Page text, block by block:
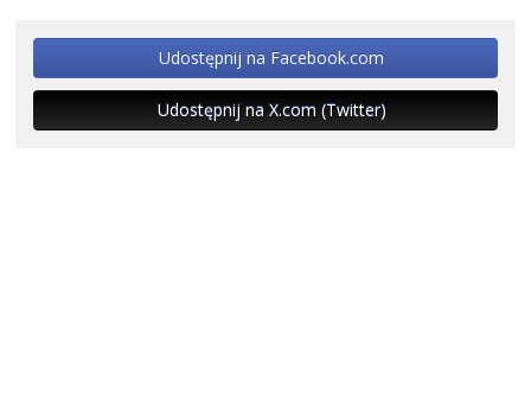
Udostępnij na Facebook.com
Udostępnij na X.com (Twitter)